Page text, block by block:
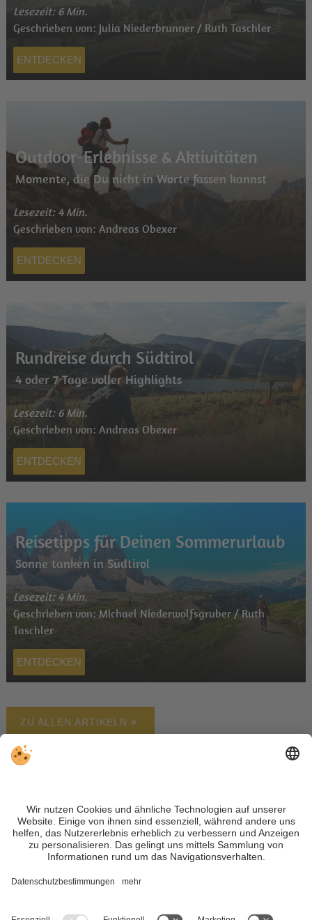
Lesezeit: 6 Min.
Geschrieben von: Julia Niederbrunner / Ruth Taschler
ENTDECKEN
Outdoor-Erlebnisse & Aktivitäten
Momente, die Du nicht in Worte fassen kannst
Lesezeit: 4 Min.
Geschrieben von: Andreas Obexer
ENTDECKEN
Rundreise durch Südtirol
4 oder 7 Tage voller Highlights
Lesezeit: 6 Min.
Geschrieben von: Andreas Obexer
ENTDECKEN
Reisetipps für Deinen Sommerurlaub
Sonne tanken in Südtirol
Lesezeit: 4 Min.
Geschrieben von: Michael Niederwolfsgruber / Ruth
Taschler
ENTDECKEN
ZU ALLEN ARTIKELN
Wetter
Webcam